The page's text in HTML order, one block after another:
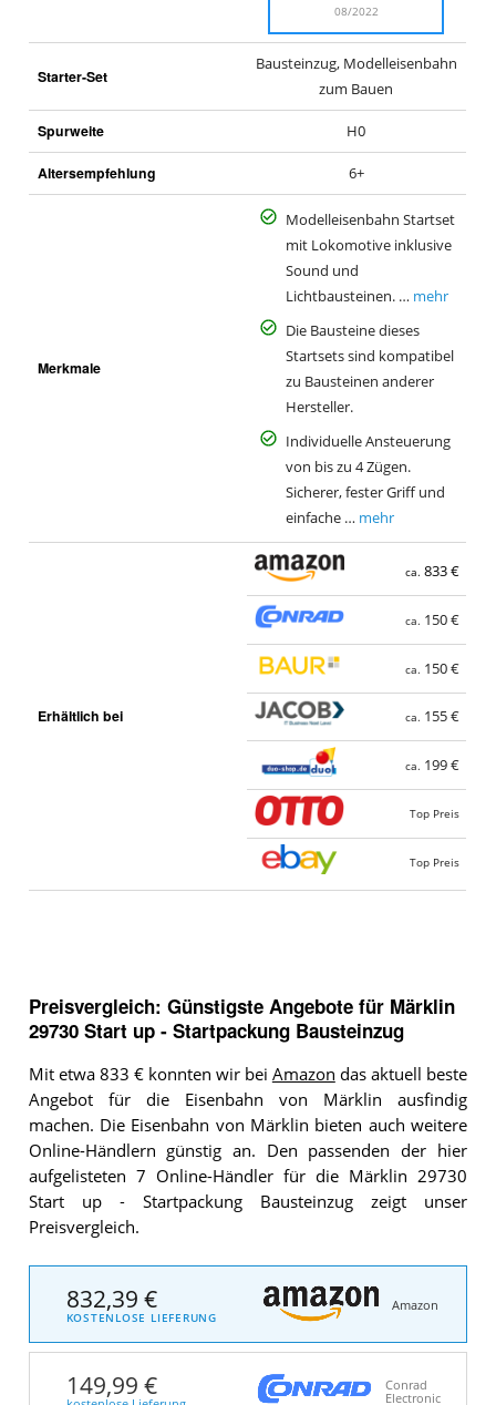
08/2022
Starter-Set
Bausteinzug, Modelleisenbahn
zum Bauen
Spurweite H0
Altersempfehlung 6+
Merkmale
Modelleisenbahn Startset
mit Lokomotive inklusive
Sound und
Lichtbausteinen. … mehr
Die Bausteine dieses
Startsets sind kompatibel
zu Bausteinen anderer
Hersteller.
Individuelle Ansteuerung
von bis zu 4 Zügen.
Sicherer, fester Griff und
einfache … mehr
Erhältlich bei
ca. 833 €
ca. 150 €
ca. 150 €
ca. 155 €
ca. 199 €
Top Preis
Top Preis
Preisvergleich: Günstigste Angebote für Märklin
29730 Start up ‐ Startpackung Bausteinzug
Mit etwa 833 € konnten wir bei Amazon das aktuell beste
Angebot für die Eisenbahn von Märklin ausfindig
machen. Die Eisenbahn von Märklin bieten auch weitere
Online-Händlern günstig an. Den passenden der hier
aufgelisteten 7 Online-Händler für die Märklin 29730
Start up ‐ Startpackung Bausteinzug zeigt unser
Preisvergleich.
832,39 €
KOSTENLOSE LIEFERUNG
Amazon
149,99 €
Conrad
Electronic